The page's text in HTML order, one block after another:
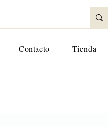
Contacto Tienda